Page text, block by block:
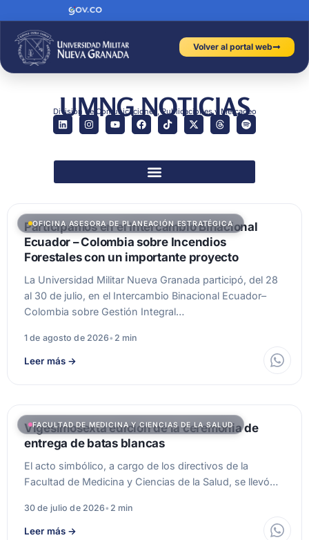
Volver al portal web
UMNG NOTICIAS
División de Comunicaciones, Publicaciones y Mercadeo
OFICINA ASESORA DE PLANEACIÓN ESTRATÉGICA
Participamos en el Intercambio Binacional
Ecuador – Colombia sobre Incendios
Forestales con un importante proyecto
La Universidad Militar Nueva Granada participó, del 28
al 30 de julio, en el Intercambio Binacional Ecuador–
Colombia sobre Gestión Integral…
1 de agosto de 2026• 2 min
Leer más →
FACULTAD DE MEDICINA Y CIENCIAS DE LA SALUD
Vigesimosexta edición de la ceremonia de
entrega de batas blancas
El acto simbólico, a cargo de los directivos de la
Facultad de Medicina y Ciencias de la Salud, se llevó…
30 de julio de 2026• 2 min
Leer más →